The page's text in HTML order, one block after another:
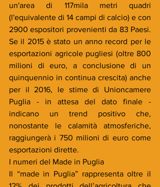
un'area di 117mila metri quadri
(l'equivalente di 14 campi di calcio) e con
2900 espositori provenienti da 83 Paesi.
Se il 2015 è stato un anno record per le
esportazioni agricole pugliesi (oltre 800
milioni di euro, a conclusione di un
quinquennio in continua crescita) anche
per il 2016, le stime di Unioncamere
Puglia - in attesa del dato finale -
indicano un trend positivo che,
nonostante le calamità atmosferiche,
raggiungerà i 750 milioni di euro come
esportazioni dirette.
I numeri del Made in Puglia
Il “made in Puglia” rappresenta oltre il